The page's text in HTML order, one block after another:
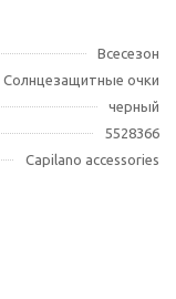
Всесезон
Солнцезащитные очки
черный
5528366
Capilano accessories